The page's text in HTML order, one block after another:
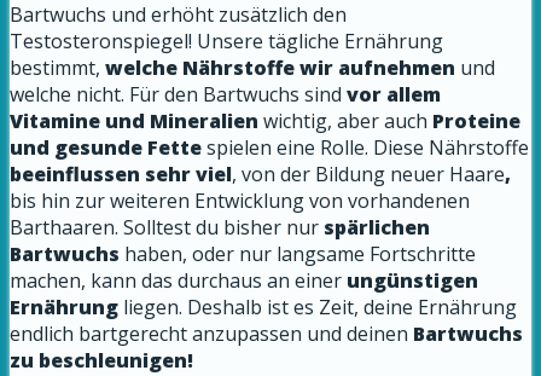
Bartwuchs und erhöht zusätzlich den
Testosteronspiegel! Unsere tägliche Ernährung
bestimmt, welche Nährstoffe wir aufnehmen und
welche nicht. Für den Bartwuchs sind vor allem
Vitamine und Mineralien wichtig, aber auch Proteine
und gesunde Fettespielen eine Rolle. Diese Nährstoffe
beeinflussen sehr viel, von der Bildung neuer Haare,
bis hin zur weiteren Entwicklung von vorhandenen
Barthaaren. Solltest du bisher nur spärlichen
Bartwuchs haben, oder nur langsame Fortschritte
machen, kann das durchaus an einer ungünstigen
Ernährung liegen. Deshalb ist es Zeit, deine Ernährung
endlich bartgerecht anzupassen und deinen Bartwuchs
zu beschleunigen!